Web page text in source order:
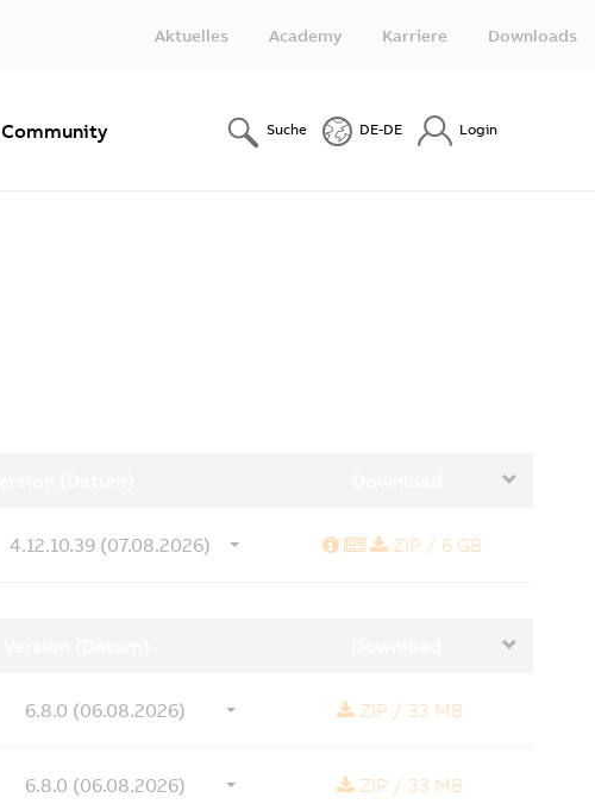
Aktuelles Academy Karriere Downloads
Community Suche DE-DE Login
4.12.10.39 (07.08.2026) Revisionsinformation
News
ZIP / 6 GB
6.8.0 (06.08.2026) ZIP / 33 MB
6.8.0 (06.08.2026) ZIP / 33 MB